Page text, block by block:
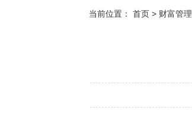
当前位置： 首页 > 财富管理